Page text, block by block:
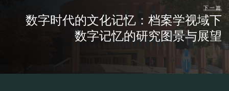
下一篇
数字时代的文化记忆：档案学视域下
数字记忆的研究图景与展望